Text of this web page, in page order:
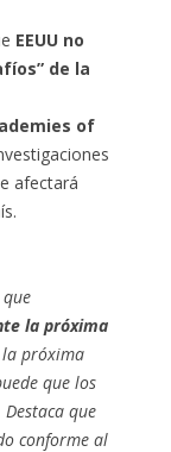
EEUU no
de la
of
afectará
la próxima
la próxima
que los
Destaca que
conforme al